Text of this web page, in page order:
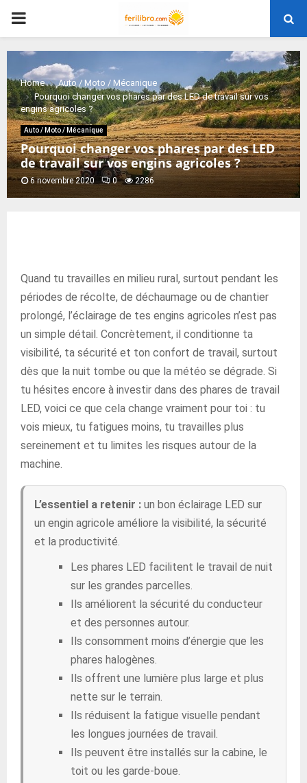
PRIMARY
MENU
Home
Auto / Moto / Mécanique
Pourquoi changer vos phares par des LED de travail sur vos
engins agricoles ?
Auto / Moto / Mécanique
Pourquoi changer vos phares par des LED
de travail sur vos engins agricoles ?
6 novembre 2020 0 2286
Quand tu travailles en milieu rural, surtout pendant les
périodes de récolte, de déchaumage ou de chantier
prolongé, l’éclairage de tes engins agricoles n’est pas
un simple détail. Concrètement, il conditionne ta
visibilité, ta sécurité et ton confort de travail, surtout
dès que la nuit tombe ou que la météo se dégrade. Si
tu hésites encore à investir dans des phares de travail
LED, voici ce que cela change vraiment pour toi : tu
vois mieux, tu fatigues moins, tu travailles plus
sereinement et tu limites les risques autour de la
machine.
L’essentiel a retenir : un bon éclairage LED sur
un engin agricole améliore la visibilité, la sécurité
et la productivité.
Les phares LED facilitent le travail de nuit
sur les grandes parcelles.
Ils améliorent la sécurité du conducteur
et des personnes autour.
Ils consomment moins d’énergie que les
phares halogènes.
Ils offrent une lumière plus large et plus
nette sur le terrain.
Ils réduisent la fatigue visuelle pendant
les longues journées de travail.
Ils peuvent être installés sur la cabine, le
toit ou les garde-boue.